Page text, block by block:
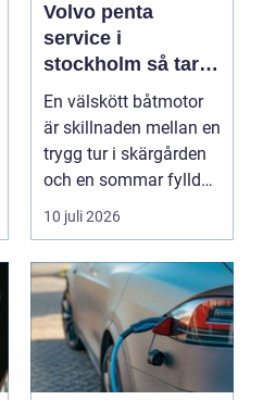
Volvo penta
service i
stockholm så tar
du hand om din
båtmotor på rätt
sätt
En välskött båtmotor
är skillnaden mellan en
trygg tur i skärgården
och en sommar fylld
av ofrivilli...
10 juli 2026